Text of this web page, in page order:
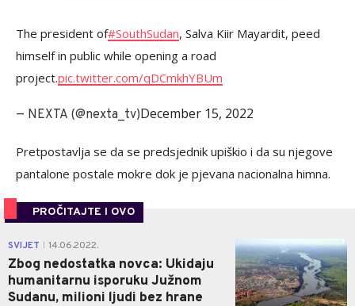
The president of#SouthSudan, Salva Kiir Mayardit, peed
himself in public while opening a road
project.pic.twitter.com/qDCmkhYBUm
— NEXTA (@nexta_tv)December 15, 2022
Pretpostavlja se da se predsjednik upiškio i da su njegove
pantalone postale mokre dok je pjevana nacionalna himna.
PROČITAJTE I OVO
SVIJET 14.06.2022.
Zbog nedostatka novca: Ukidaju
humanitarnu isporuku Južnom
Sudanu, milioni ljudi bez hrane
1